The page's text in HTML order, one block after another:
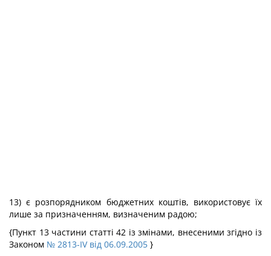
13) є розпорядником бюджетних коштів, використовує їх
лише за призначенням, визначеним радою;
{Пункт 13 частини статті 42 із змінами, внесеними згідно із
Законом № 2813-IV від 06.09.2005 }